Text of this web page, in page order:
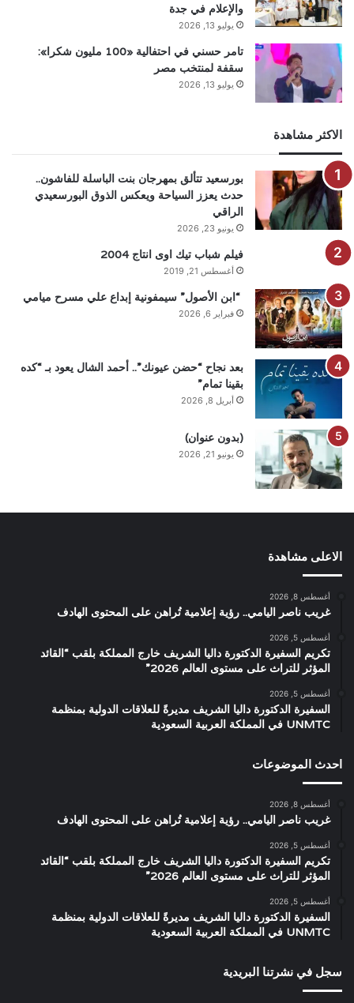
والإعلام في جدة
يوليو 13, 2026
تامر حسني في احتفالية «100 مليون شكرا»:
سقفة لمنتخب مصر
يوليو 13, 2026
الاكثر مشاهدة
بورسعيد تتألق بمهرجان بنت الباسلة للفاشون..
حدث يعزز السياحة ويعكس الذوق البورسعيدي
الراقي
يونيو 23, 2026
فيلم شباب تيك اوى انتاج 2004
أغسطس 21, 2019
“ابن الأصول” سيمفونية إبداع علي مسرح ميامي
فبراير 6, 2026
بعد نجاح “حضن عيونك”.. أحمد الشال يعود بـ “كده
بقينا تمام”
أبريل 8, 2026
(بدون عنوان)
يونيو 21, 2026
الاعلى مشاهدة
أغسطس 8, 2026
غريب ناصر اليامي.. رؤية إعلامية تُراهن على المحتوى الهادف
أغسطس 5, 2026
تكريم السفيرة الدكتورة داليا الشريف خارج المملكة بلقب “القائد
المؤثر للتراث على مستوى العالم 2026”
أغسطس 5, 2026
السفيرة الدكتورة داليا الشريف مديرةً للعلاقات الدولية بمنظمة
UNMTC في المملكة العربية السعودية
احدث الموضوعات
أغسطس 8, 2026
غريب ناصر اليامي.. رؤية إعلامية تُراهن على المحتوى الهادف
أغسطس 5, 2026
تكريم السفيرة الدكتورة داليا الشريف خارج المملكة بلقب “القائد
المؤثر للتراث على مستوى العالم 2026”
أغسطس 5, 2026
السفيرة الدكتورة داليا الشريف مديرةً للعلاقات الدولية بمنظمة
UNMTC في المملكة العربية السعودية
سجل في نشرتنا البريدية